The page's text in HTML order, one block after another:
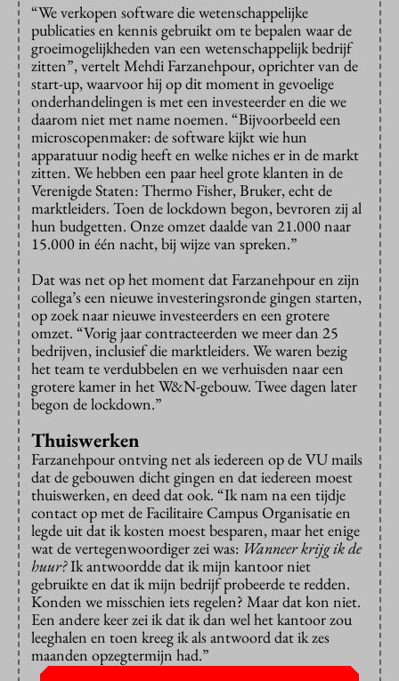
“We verkopen software die wetenschappelijke
publicaties en kennis gebruikt om te bepalen waar de
groeimogelijkheden van een wetenschappelijk bedrijf
zitten”, vertelt Mehdi Farzanehpour, oprichter van de
start-up, waarvoor hij op dit moment in gevoelige
onderhandelingen is met een investeerder en die we
daarom niet met name noemen. “Bijvoorbeeld een
microscopenmaker: de software kijkt wie hun
apparatuur nodig heeft en welke niches er in de markt
zitten. We hebben een paar heel grote klanten in de
Verenigde Staten: Thermo Fisher, Bruker, echt de
marktleiders. Toen de lockdown begon, bevroren zij al
hun budgetten. Onze omzet daalde van 21.000 naar
15.000 in één nacht, bij wijze van spreken.”
Dat was net op het moment dat Farzanehpour en zijn
collega’s een nieuwe investeringsronde gingen starten,
op zoek naar nieuwe investeerders en een grotere
omzet. “Vorig jaar contracteerden we meer dan 25
bedrijven, inclusief die marktleiders. We waren bezig
het team te verdubbelen en we verhuisden naar een
grotere kamer in het W&N-gebouw. Twee dagen later
begon de lockdown.”
Thuiswerken
Farzanehpour ontving net als iedereen op de VU mails
dat de gebouwen dicht gingen en dat iedereen moest
thuiswerken, en deed dat ook. “Ik nam na een tijdje
contact op met de Facilitaire Campus Organisatie en
legde uit dat ik kosten moest besparen, maar het enige
wat de vertegenwoordiger zei was: Wanneer krijg ik de
huur?Ik antwoordde dat ik mijn kantoor niet
gebruikte en dat ik mijn bedrijf probeerde te redden.
Konden we misschien iets regelen? Maar dat kon niet.
Een andere keer zei ik dat ik dan wel het kantoor zou
leeghalen en toen kreeg ik als antwoord dat ik zes
maanden opzegtermijn had.”